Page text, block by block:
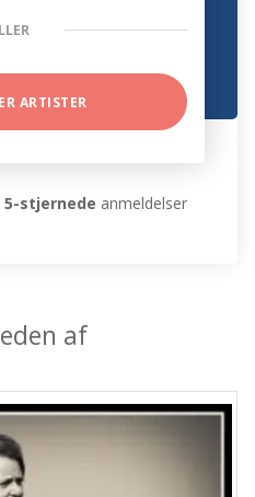
ARTISTER
5-stjernede anmeldelser
af